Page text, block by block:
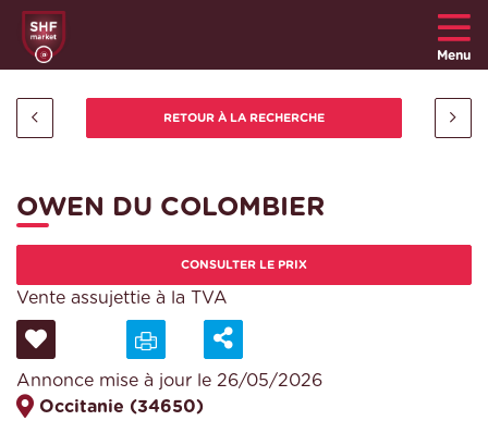
Menu
OWEN DU COLOMBIER
CONSULTER LE PRIX
Vente assujettie à la TVA
Annonce mise à jour le 26/05/2026
Occitanie (34650)